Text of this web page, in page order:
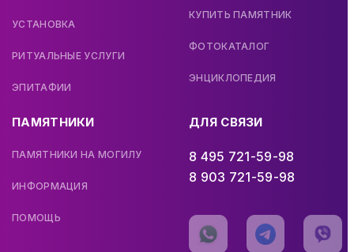
УСТАНОВКА
РИТУАЛЬНЫЕ УСЛУГИ
ЭПИТАФИИ
КУПИТЬ ПАМЯТНИК
ФОТОКАТАЛОГ
ЭНЦИКЛОПЕДИЯ
ПАМЯТНИКИ
ПАМЯТНИКИ НА МОГИЛУ
ИНФОРМАЦИЯ
ПОМОЩЬ
ДЛЯ СВЯЗИ
8 495 721-59-98
8 903 721-59-98